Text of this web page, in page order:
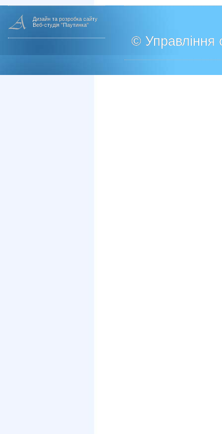
Дизайн та розробка сайту
Веб-студія "Паутинка"
© Управління